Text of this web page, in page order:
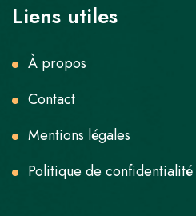
Liens utiles
À propos
Contact
Mentions légales
Politique de confidentialité